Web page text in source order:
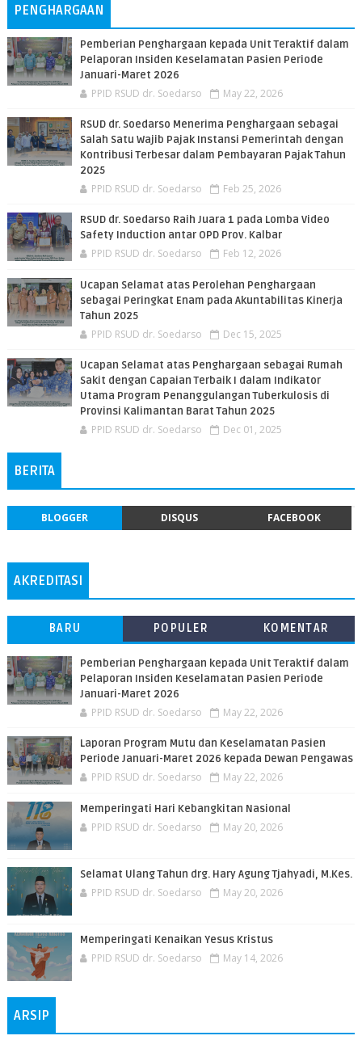
PENGHARGAAN
Pemberian Penghargaan kepada Unit Teraktif dalam
Pelaporan Insiden Keselamatan Pasien Periode
Januari-Maret 2026
PPID RSUD dr. Soedarso May 22, 2026
RSUD dr. Soedarso Menerima Penghargaan sebagai
Salah Satu Wajib Pajak Instansi Pemerintah dengan
Kontribusi Terbesar dalam Pembayaran Pajak Tahun
2025
PPID RSUD dr. Soedarso Feb 25, 2026
RSUD dr. Soedarso Raih Juara 1 pada Lomba Video
Safety Induction antar OPD Prov. Kalbar
PPID RSUD dr. Soedarso Feb 12, 2026
Ucapan Selamat atas Perolehan Penghargaan
sebagai Peringkat Enam pada Akuntabilitas Kinerja
Tahun 2025
PPID RSUD dr. Soedarso Dec 15, 2025
Ucapan Selamat atas Penghargaan sebagai Rumah
Sakit dengan Capaian Terbaik I dalam Indikator
Utama Program Penanggulangan Tuberkulosis di
Provinsi Kalimantan Barat Tahun 2025
PPID RSUD dr. Soedarso Dec 01, 2025
BERITA
BLOGGER DISQUS FACEBOOK
AKREDITASI
BARU POPULER KOMENTAR
Pemberian Penghargaan kepada Unit Teraktif dalam
Pelaporan Insiden Keselamatan Pasien Periode
Januari-Maret 2026
PPID RSUD dr. Soedarso May 22, 2026
Laporan Program Mutu dan Keselamatan Pasien
Periode Januari-Maret 2026 kepada Dewan Pengawas
PPID RSUD dr. Soedarso May 22, 2026
Memperingati Hari Kebangkitan Nasional
PPID RSUD dr. Soedarso May 20, 2026
Selamat Ulang Tahun drg. Hary Agung Tjahyadi, M.Kes.
PPID RSUD dr. Soedarso May 20, 2026
Memperingati Kenaikan Yesus Kristus
PPID RSUD dr. Soedarso May 14, 2026
ARSIP